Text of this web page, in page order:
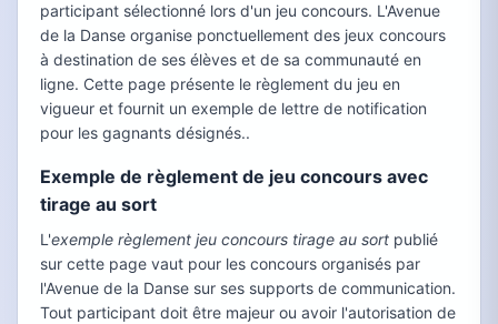
participant sélectionné lors d'un jeu concours. L'Avenue
de la Danse organise ponctuellement des jeux concours
à destination de ses élèves et de sa communauté en
ligne. Cette page présente le règlement du jeu en
vigueur et fournit un exemple de lettre de notification
pour les gagnants désignés..
Exemple de règlement de jeu concours avec
tirage au sort
L'exemple règlement jeu concours tirage au sort publié
sur cette page vaut pour les concours organisés par
l'Avenue de la Danse sur ses supports de communication.
Tout participant doit être majeur ou avoir l'autorisation de